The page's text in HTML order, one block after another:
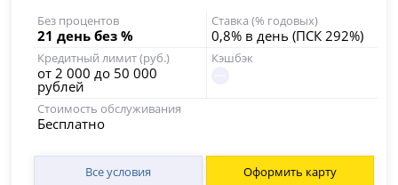
Без процентов
21 день без %
Ставка (% годовых)
0,8% в день (ПСК 292%)
Кредитный лимит (руб.)
от 2 000 до 50 000
рублей
Кэшбэк
Стоимость обслуживания
Бесплатно
Все условия Оформить карту